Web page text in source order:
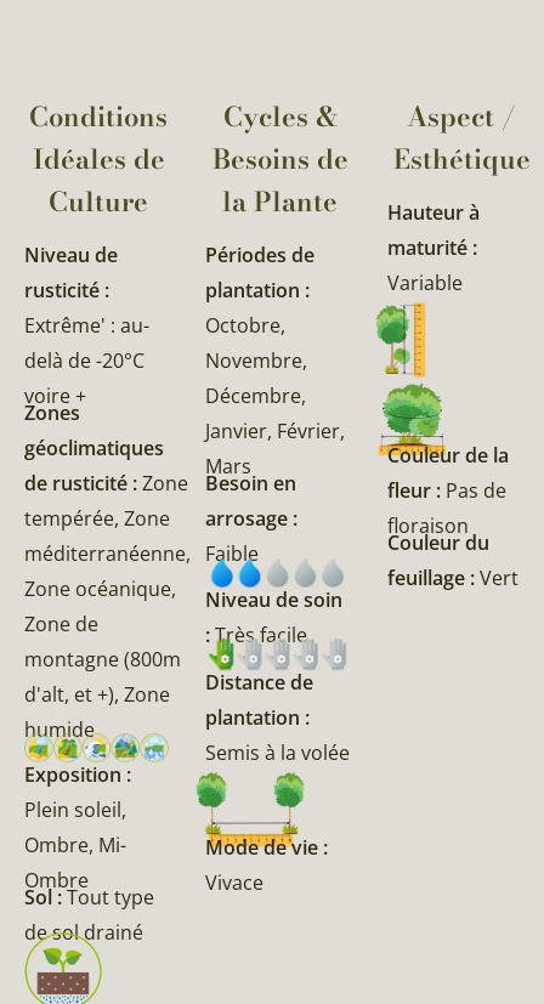
Conditions
Idéales de
Culture
Niveau de
rusticité :
Extrême' : au-
delà de -20°C
voire +
Zones
géoclimatiques
de rusticité :Zone
tempérée, Zone
méditerranéenne,
Zone océanique,
Zone de
montagne (800m
d'alt, et +), Zone
humide
Exposition :
Plein soleil,
Ombre, Mi-
Ombre
Sol :Tout type
de sol drainé
Cycles &
Besoins de
la Plante​
Périodes de
plantation :
Octobre,
Novembre,
Décembre,
Janvier, Février,
Mars
Besoin en
arrosage :
Faible
Niveau de soin
:Très facile
Distance de
plantation :
Semis à la volée
Mode de vie :
Vivace
Aspect /
Esthétique
Hauteur à
maturité :
Variable
Couleur de la
fleur : Pas de
floraison
Couleur du
feuillage :Vert